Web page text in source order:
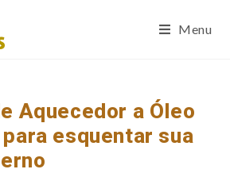
Menu
Aquecedor a Óleo
esquentar sua